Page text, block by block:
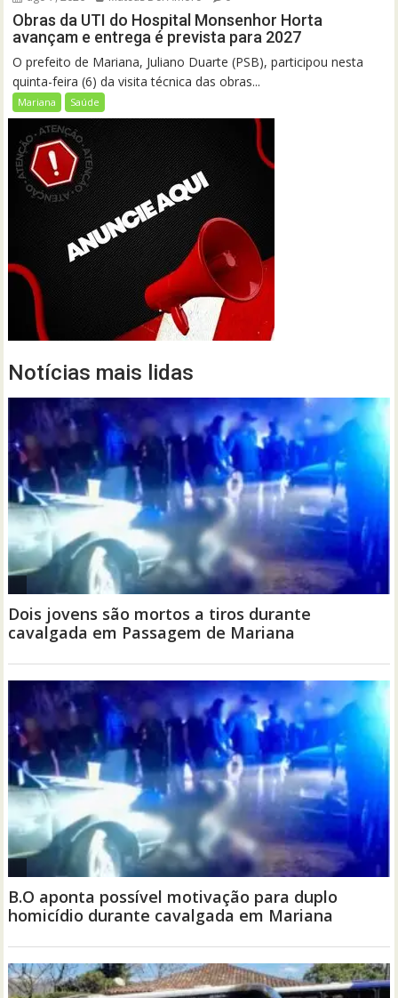
Obras da UTI do Hospital Monsenhor Horta
avançam e entrega é prevista para 2027
O prefeito de Mariana, Juliano Duarte (PSB), participou nesta
quinta-feira (6) da visita técnica das obras...
Mariana Saúde
Notícias mais lidas